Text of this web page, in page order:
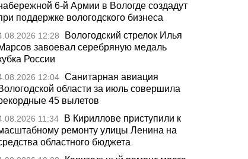
6-й Армии в Вологде создадут
поддержке вологодского бизнеса
12:28
Вологодский стрелок Илья
завоевал серебряную медаль
России
12:04 Санитарная авиация
области за июль совершила
45 вылетов
11:34
В Кириллове приступили к
ремонту улицы Ленина на
областного бюджета